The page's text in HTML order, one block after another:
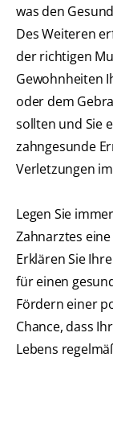
was den
Des Weiteren
der richtigen
Gewohnheiten
oder dem
sollten und Sie
zahngesunde
Verletzungen
Legen Sie
Zahnarztes
Erklären Sie
für einen
Fördern einer
Chance, dass
Lebens